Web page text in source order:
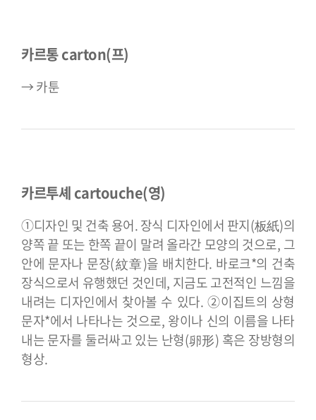
카르통 carton(프)
→ 카툰
카르투셰 cartouche(영)
①디자인 및 건축 용어. 장식 디자인에서 판지(板紙)의
양쪽 끝 또는 한쪽 끝이 말려 올라간 모양의 것으로, 그
안에 문자나 문장(紋章)을 배치한다. 바로크*의 건축
장식으로서 유행했던 것인데, 지금도 고전적인 느낌을
내려는 디자인에서 찾아볼 수 있다. ②이집트의 상형
문자*에서 나타나는 것으로, 왕이나 신의 이름을 나타
내는 문자를 둘러싸고 있는 난형(卵形) 혹은 장방형의
형상.